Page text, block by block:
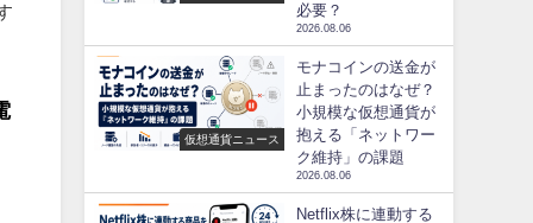
必要？
2026.08.06
仮想通貨ニュース
モナコインの送金が
止まったのはなぜ？
小規模な仮想通貨が
抱える「ネットワー
ク維持」の課題
2026.08.06
Netflix株に連動する